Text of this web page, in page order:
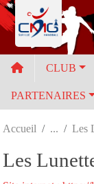
CLUB
PARTENAIRES
Accueil Les
Les
Panneau de gestion